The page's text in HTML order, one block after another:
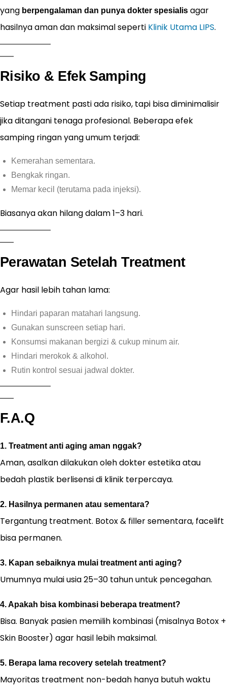
yang berpengalaman dan punya dokter spesialis agar
hasilnya aman dan maksimal seperti Klinik Utama LIPS.
Risiko & Efek Samping
Setiap treatment pasti ada risiko, tapi bisa diminimalisir
jika ditangani tenaga profesional. Beberapa efek
samping ringan yang umum terjadi:
Kemerahan sementara.
Bengkak ringan.
Memar kecil (terutama pada injeksi).
Biasanya akan hilang dalam 1–3 hari.
Perawatan Setelah Treatment
Agar hasil lebih tahan lama:
Hindari paparan matahari langsung.
Gunakan sunscreen setiap hari.
Konsumsi makanan bergizi & cukup minum air.
Hindari merokok & alkohol.
Rutin kontrol sesuai jadwal dokter.
F.A.Q
1. Treatment anti aging aman nggak?
Aman, asalkan dilakukan oleh dokter estetika atau
bedah plastik berlisensi di klinik terpercaya.
2. Hasilnya permanen atau sementara?
Tergantung treatment. Botox & filler sementara, facelift
bisa permanen.
3. Kapan sebaiknya mulai treatment anti aging?
Umumnya mulai usia 25–30 tahun untuk pencegahan.
4. Apakah bisa kombinasi beberapa treatment?
Bisa. Banyak pasien memilih kombinasi (misalnya Botox +
Skin Booster) agar hasil lebih maksimal.
5. Berapa lama recovery setelah treatment?
Mayoritas treatment non-bedah hanya butuh waktu